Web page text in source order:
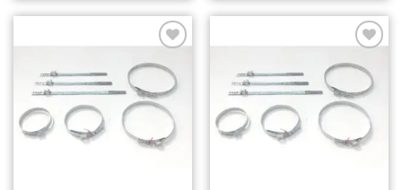
Añadir
a la
lista de
deseos
Añadir
a la
lista de
deseos